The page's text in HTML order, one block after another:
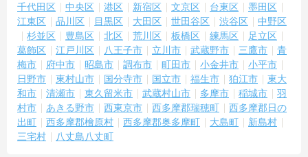
千代田区 中央区 港区 新宿区 文京区 台東区
墨田区
江東区
品川区 目黒区 大田区 世田谷区 渋谷区
中野区
杉並区
豊島区 北区 荒川区 板橋区 練馬区
足立区
葛飾区
江戸川区 八王子市 立川市 武蔵野市 三鷹市
青
梅市
府中市 昭島市 調布市 町田市 小金井市
小平市
日野市
東村山市 国分寺市 国立市 福生市 狛江市
東大
和市
清瀬市 東久留米市 武蔵村山市 多摩市 稲城市
羽
村市
あきる野市 西東京市 西多摩郡瑞穂町
西多摩郡日の
出町
西多摩郡檜原村 西多摩郡奥多摩町 大島町
新島村
三宅村
八丈島八丈町